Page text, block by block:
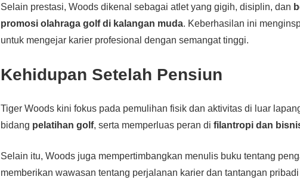
Selain prestasi, Woods dikenal sebagai atlet yang gigih, disiplin, dan
promosi olahraga golf di kalangan muda. Keberhasilan ini
untuk mengejar karier profesional dengan semangat tinggi.
Kehidupan Setelah Pensiun
Tiger Woods kini fokus pada pemulihan fisik dan aktivitas di luar
bidang pelatihan golf, serta memperluas peran difilantropi dan
Selain itu, Woods juga mempertimbangkan menulis buku tentang
memberikan wawasan tentang perjalanan karier dan tantangan